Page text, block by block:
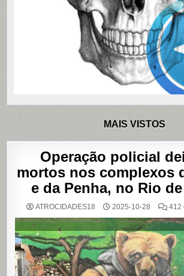
MAIS VISTOS
Operação policial
mortos nos complexos
e da Penha, no Rio
ATROCIDADES18 2025-10-28 412